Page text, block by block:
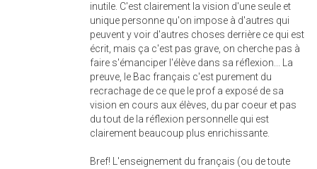
inutile. C'est clairement la vision d'une seule et
unique personne qu'on impose à d'autres qui
peuvent y voir d'autres choses derrière ce qui est
écrit, mais ça c'est pas grave, on cherche pas à
faire s'émanciper l'élève dans sa réflexion... La
preuve, le Bac français c'est purement du
recrachage de ce que le prof a exposé de sa
vision en cours aux élèves, du par coeur et pas
du tout de la réflexion personnelle qui est
clairement beaucoup plus enrichissante.
Bref! L'enseignement du français (ou de toute